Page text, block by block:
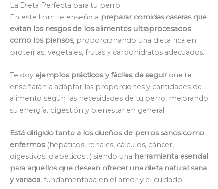
La Dieta Perfecta para tu perro
En este libro te enseño a preparar comidas caseras que
evitan los riesgos de los alimentos ultraprocesados
como los piensos, proporcionando una dieta rica en
proteínas, vegetales, frutas y carbohidratos adecuados.
Te doy ejemplos prácticos y fáciles de seguirque te
enseñarán a adaptar las proporciones y cantidades de
alimento según las necesidades de tu perro, mejorando
su energía, digestión y bienestar en general.
Está dirigido tanto a los dueños de perros sanos como
enfermos (hepáticos, renales, cálculos, cáncer,
digestivos, diabéticos…) siendo una herramienta esencial
para aquellos que desean ofrecer una dieta natural sana
y variada, fundamentada en el amor y el cuidado